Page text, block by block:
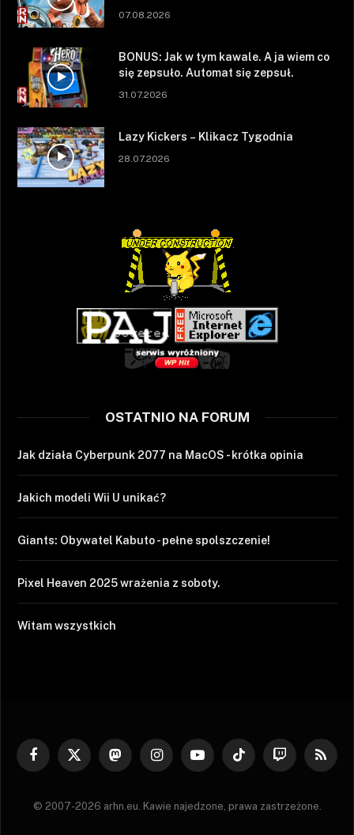
07.08.2026
BONUS: Jak w tym kawale. A ja wiem co
się zepsuło. Automat się zepsuł.
31.07.2026
Lazy Kickers – Klikacz Tygodnia
28.07.2026
OSTATNIO NA FORUM
Jak działa Cyberpunk 2077 na MacOS - krótka opinia
Jakich modeli Wii U unikać?
Giants: Obywatel Kabuto - pełne spolszczenie!
Pixel Heaven 2025 wrażenia z soboty.
Witam wszystkich
Facebook
X
MastodonInstagramYouTubeTikTok Twitch RSS
© 2007-2026 arhn.eu. Kawie najedzone, prawa zastrzeżone.